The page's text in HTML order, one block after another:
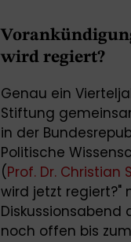
wird regiert?
Genau ein
Stiftung
in der
Politische
(Prof. Dr. Christian
wird jetzt regiert?"
Diskussionsabend
noch offen bis